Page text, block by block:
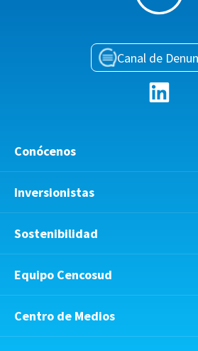
Canal de
Conócenos
Inversionistas
Sostenibilidad
Equipo Cencosud
Centro de Medios